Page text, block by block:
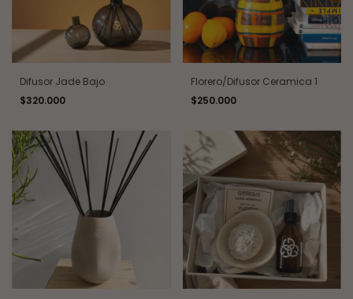
Difusor Jade Bajo
$320.000
Florero/Difusor Ceramica 1
$250.000